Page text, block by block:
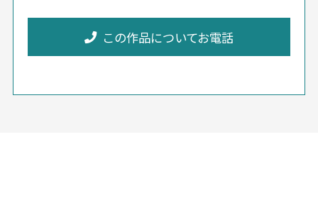
この作品についてお電話